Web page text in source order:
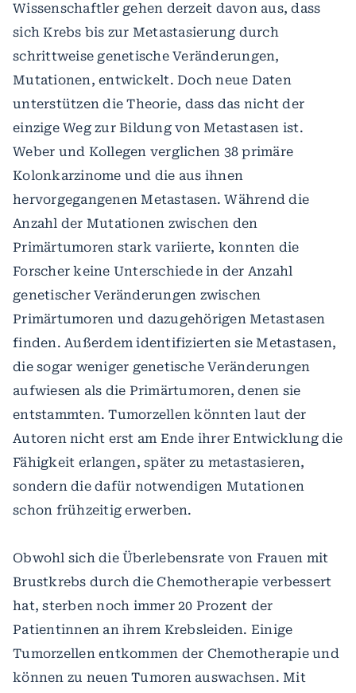
Wissenschaftler gehen derzeit davon aus, dass
sich Krebs bis zur Metastasierung durch
schrittweise genetische Veränderungen,
Mutationen, entwickelt. Doch neue Daten
unterstützen die Theorie, dass das nicht der
einzige Weg zur Bildung von Metastasen ist.
Weber und Kollegen verglichen 38 primäre
Kolonkarzinome und die aus ihnen
hervorgegangenen Metastasen. Während die
Anzahl der Mutationen zwischen den
Primärtumoren stark variierte, konnten die
Forscher keine Unterschiede in der Anzahl
genetischer Veränderungen zwischen
Primärtumoren und dazugehörigen Metastasen
finden. Außerdem identifizierten sie Metastasen,
die sogar weniger genetische Veränderungen
aufwiesen als die Primärtumoren, denen sie
entstammten. Tumorzellen könnten laut der
Autoren nicht erst am Ende ihrer Entwicklung die
Fähigkeit erlangen, später zu metastasieren,
sondern die dafür notwendigen Mutationen
schon frühzeitig erwerben.
Obwohl sich die Überlebensrate von Frauen mit
Brustkrebs durch die Chemotherapie verbessert
hat, sterben noch immer 20 Prozent der
Patientinnen an ihrem Krebsleiden. Einige
Tumorzellen entkommen der Chemotherapie und
können zu neuen Tumoren auswachsen. Mit